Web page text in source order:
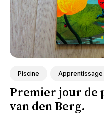
Piscine Apprentissage
Premier jour de
van den Berg.